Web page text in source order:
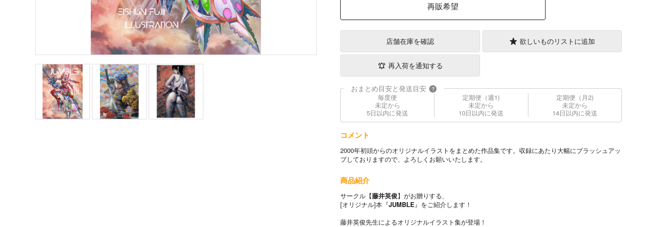
再販希望
店舗在庫を確認 欲しいものリストに追加
再入荷を通知する
おまとめ目安と発送目安 ?
毎度便
未定から
5日以内に発送
定期便（週1)
未定から
10日以内に発送
定期便（月2)
未定から
14日以内に発送
コメント
2000年初頭からのオリジナルイラストをまとめた作品集です。収録にあたり大幅にブラッシュアッ
プしておりますので、よろしくお願いいたします。
商品紹介
サークル【藤井英俊】がお贈りする、
[オリジナル]本『JUMBLE』をご紹介します！
藤井英俊先生によるオリジナルイラスト集が登場！